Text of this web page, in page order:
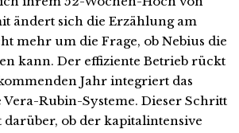
ändert sich die Erzählung am
mehr um die Frage, ob Nebius die
kann. Der effiziente Betrieb rückt
Jahr integriert das
Rubin-Systeme. Dieser Schritt
ob der kapitalintensive